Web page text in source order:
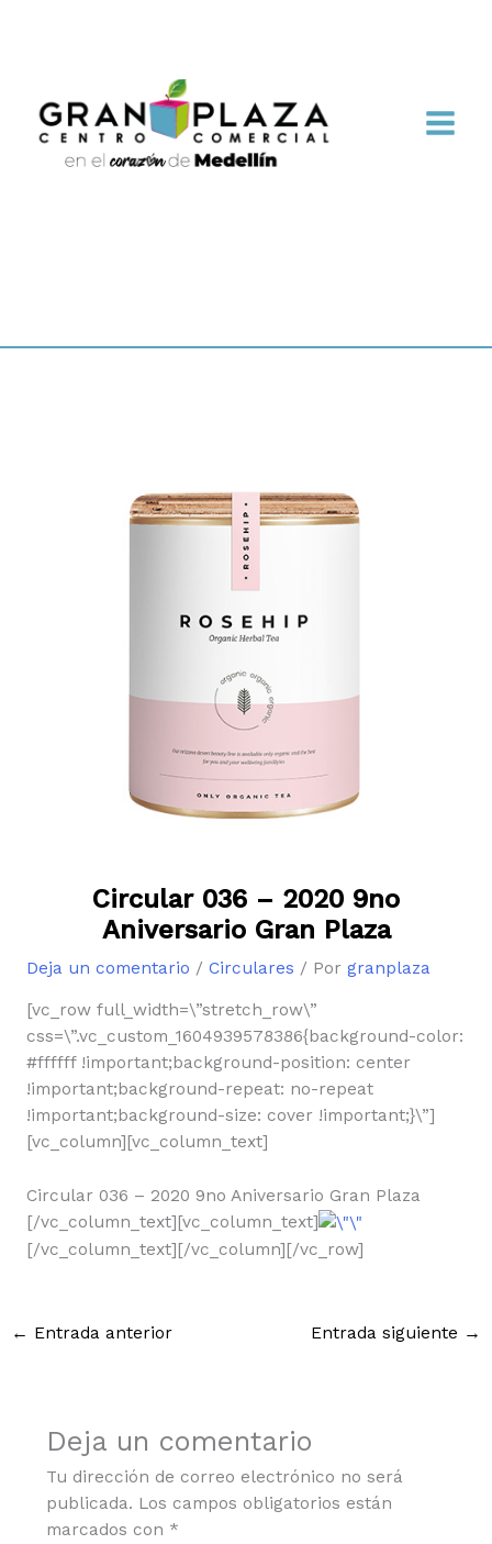
Circular 036 – 2020 9no
Aniversario Gran Plaza
Deja un comentario / Circulares / Por granplaza
[vc_row full_width=\”stretch_row\”
css=\”.vc_custom_1604939578386{background-color:
#ffffff !important;background-position: center
!important;background-repeat: no-repeat
!important;background-size: cover !important;}\”]
[vc_column][vc_column_text]
Circular 036 – 2020 9no Aniversario Gran Plaza
[/vc_column_text][vc_column_text]
[/vc_column_text][/vc_column][/vc_row]
← Entrada anterior Entrada siguiente →
Deja un comentario
Tu dirección de correo electrónico no será
publicada. Los campos obligatorios están
marcados con *